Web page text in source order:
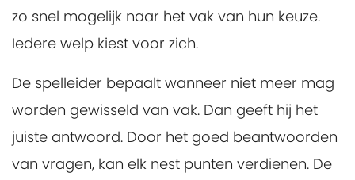
zo snel mogelijk naar het vak van hun keuze.
Iedere welp kiest voor zich.
De spelleider bepaalt wanneer niet meer mag
worden gewisseld van vak. Dan geeft hij het
juiste antwoord. Door het goed beantwoorden
van vragen, kan elk nest punten verdienen. De